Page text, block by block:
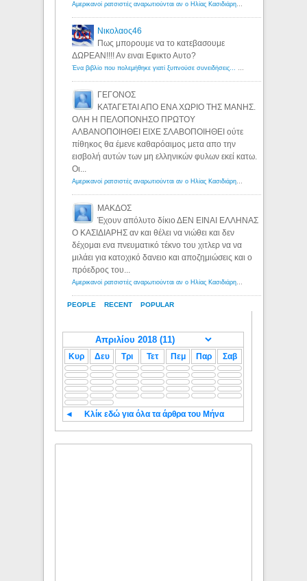
PEOPLE RECENT POPULAR
Νικολαος46
Πως μπορουμε να το κατεβασουμε
ΔΩΡΕΑΝ!!!! Αν ειναι Εφικτο Αυτο?
ΓΕΓΟΝΟΣ
ΚΑΤΑΓΕΤΑΙ ΑΠΟ ΕΝΑ ΧΩΡΙΟ ΤΗΣ ΜΑΝΗΣ.
ΟΛΗ Η ΠΕΛΟΠΟΝΗΣΟ ΠΡΩΤΟΥ
ΑΛΒΑΝΟΠΟΙΗΘΕΙ ΕΙΧΕ ΣΛΑΒΟΠΟΙΗΘΕΙ ούτε
πίθηκος θα έμενε καθαρόαιμος μετα απο την
εισβολή αυτών των μη ελληνικών φυλων εκεί κατω.
Οι...
ΜΑΚΔΟΣ
Έχουν απόλυτο δίκιο ΔΕΝ ΕΙΝΑΙ ΕΛΛΗΝΑΣ
Ο ΚΑΣΙΔΙΑΡΗΣ αν και θέλει να νιώθει και δεν
δέχομαι ενα πνευματικό τέκνο του χιτλερ να να
μιλάει για κατοχικό δανειο και αποζημιώσεις και ο
πρόεδρος του...
Κυρ Δευ Τρι Τετ Πεμ Παρ Σαβ
◄ Κλίκ εδώ για όλα τα άρθρα του Μήνα